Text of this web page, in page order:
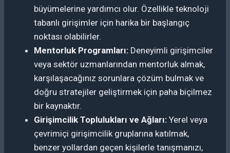
büyümelerine yardımcı olur. Özellikle teknoloji
tabanlı girişimler için harika bir başlangıç
noktası olabilirler.
Mentorluk Programları: Deneyimli girişimciler
veya sektör uzmanlarından mentorluk almak,
karşılaşacağınız sorunlara çözüm bulmak ve
doğru stratejiler geliştirmek için paha biçilmez
bir kaynaktır.
Girişimcilik Toplulukları ve Ağları: Yerel veya
çevrimiçi girişimcilik gruplarına katılmak,
benzer yollardan geçen kişilerle tanışmanızı,